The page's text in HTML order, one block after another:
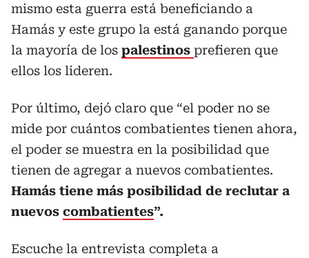
mismo esta guerra está beneficiando a
Hamás y este grupo la está ganando porque
la mayoría de los palestinos prefieren que
ellos los lideren.
Por último, dejó claro que “el poder no se
mide por cuántos combatientes tienen ahora,
el poder se muestra en la posibilidad que
tienen de agregar a nuevos combatientes.
Hamás tiene más posibilidad de reclutar a
nuevos combatientes”.
Escuche la entrevista completa a